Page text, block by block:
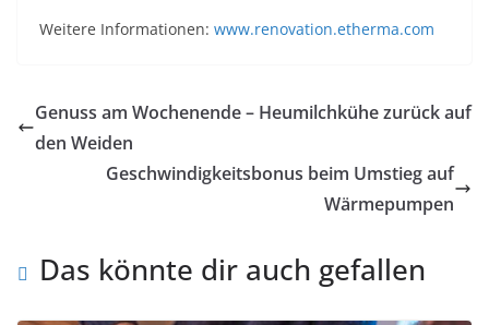
Weitere Informationen: www.renovation.etherma.com
Genuss am Wochenende – Heumilchkühe zurück auf
den Weiden
Geschwindigkeitsbonus beim Umstieg auf
Wärmepumpen
Das könnte dir auch gefallen